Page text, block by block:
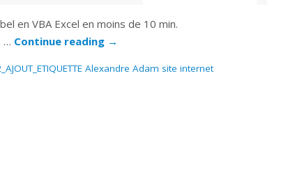
en VBA Excel en moins de 10 min.
… Continue reading →
Alexandre Adam site internet